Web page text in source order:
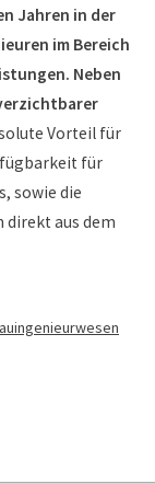
Jahren in der
im Bereich
Neben
Vorteil für
für
sowie die
direkt aus dem